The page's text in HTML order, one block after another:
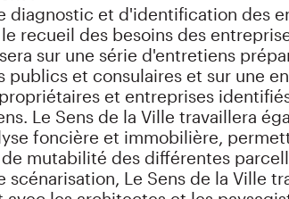
diagnostic et d'identification des
recueil des besoins des
sur une série d'entretiens
publics et consulaires et sur une
et entreprises
Le Sens de la Ville travaillera
foncière et immobilière,
mutabilité des différentes
scénarisation, Le Sens de la Ville